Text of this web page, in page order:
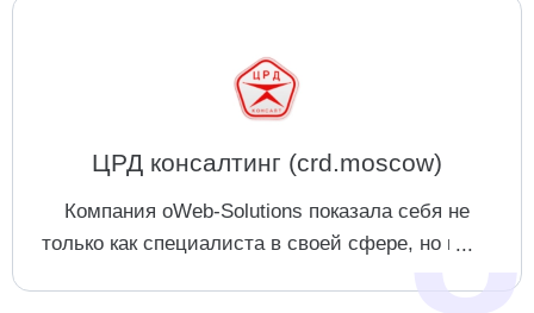
продвижение.
ЦРД консалтинг (crd.moscow)
Компания oWeb-Solutions показала себя не
только как специалиста в своей сфере, но и как